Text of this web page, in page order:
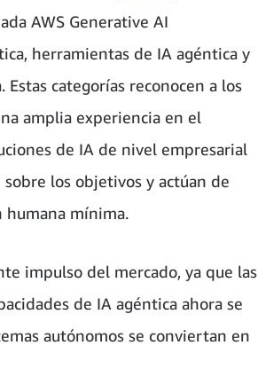
AWS Generative AI
herramientas de IA agéntica y
categorías reconocen a los
amplia experiencia en el
de IA de nivel empresarial
los objetivos y actúan de
humana mínima.
impulso del mercado, ya que las
de IA agéntica ahora se
autónomos se conviertan en